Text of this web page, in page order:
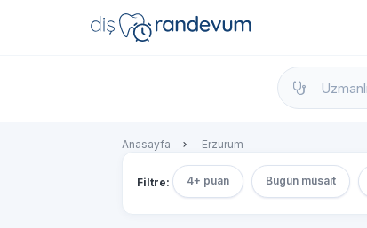
dishekimleri.net - Diş Hekimi Bul,
Anasayfa Erzurum
Filtre: 4+ puan Bugün müsait